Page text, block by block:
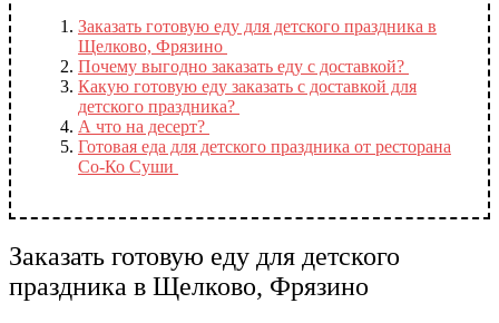
Заказать готовую еду для детского праздника в
Щелково, Фрязино
Почему выгодно заказать еду с доставкой?
Какую готовую еду заказать с доставкой для
детского праздника?
А что на десерт?
Готовая еда для детского праздника от ресторана
Со-Ко Суши
Заказать готовую еду для детского
праздника в Щелково, Фрязино